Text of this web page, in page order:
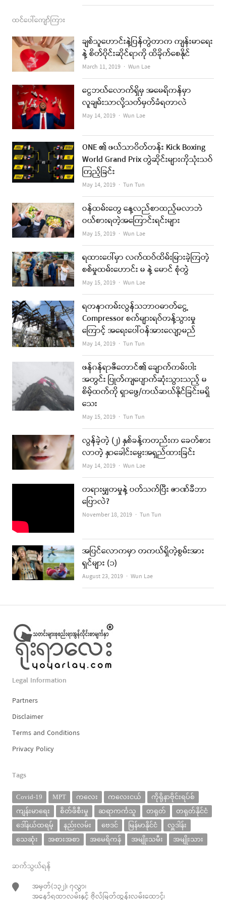
ထင်ပေါ်ကျော်ကြား
ချစ်သူဟောင်းနဲ့ပြန်တွဲတာက ကျန်းမာရေး
နဲ့ စိတ်ပိုင်းဆိုင်ရာကို ထိခိုက်စေနိုင်
March 11, 2019 Author
Wun Lae
ငွေဘယ်လောက်ရှိမှ အမေရိကန်မှာ
လူချမ်းသာလို့သတ်မှတ်ခံရတာလဲ
May 14, 2019 Author
Wun Lae
ONE ၏ ဖယ်သာဝိတ်တန်း Kick Boxing
World Grand Prix တွဲဆိုင်းများကိုသုံးသပ်
ကြည့်ခြင်း
May 14, 2019 Author
Tun Tun
ဝန်ထမ်းတွေ နေ့လည်စာထည့်မလာဘဲ
ဝယ်စားရတဲ့အကြောင်းရင်းများ
May 15, 2019 Author
Wun Lae
ရထားပေါ်မှာ လက်ထပ်ထိမ်းမြားခဲ့ကြတဲ့
စစ်မှုထမ်းဟောင်း မ နဲ့ မောင် စုံတွဲ
May 15, 2019 Author
Wun Lae
ရတနာကမ်းလွန်သဘာဝဓာတ်ငွေ့
Compressor စက်များရပ်တန့်သွားမှု
ကြောင့် အရေးပေါ်ဝန်အားလျော့မည်
May 14, 2019 Author
Tun Tun
ဖန်ဂန်ရာဇီတောင်၏ ချောက်ကမ်းပါး
အတွင်း ပြုတ်ကျပျောက်ဆုံးသွားသည့် မ
စိမ့်ထက်ကို ရှာဖွေ/ကယ်ဆယ်နိုင်ခြင်းမရှိ
သေး
May 15, 2019 Author
Tun Tun
လွန်ခဲ့တဲ့ (၂) နှစ်ခန့်ကတည်းက ခေတ်စား
လာတဲ့ နှာခေါင်းမွေးအရှည်ထားခြင်း
May 14, 2019 Author
Wun Lae
တရားမျှတမှုနဲ့ ပတ်သက်ပြီး ဇာဏ်ခီဘာ
ပြောလဲ?
November 18, 2019 Author
Tun Tun
အပြင်လောကမှာ တကယ်ရှိတဲ့စွမ်းအား
ရှင်များ (၁)
August 23, 2019 Author
Wun Lae
Legal Information
Partners
Disclaimer
Terms and Conditions
Privacy Policy
Tags
Covid-19 MPT ကလေး ကလေးငယ်
ကိုရိုနာဗိုင်းရပ်စ်
ကျန်းမာရေး
စိတ်ဖိစီးမှု ဆရာကင်္ကသူ တရုတ်
တရုတ်နိုင်ငံ
ဒေါ်နယ်ထရမ့်
နည်းလမ်း ဗေဒင် မြန်မာနိုင်ငံ
လှူဒါန်း
သေဆုံး
အစားအစာ အမေရိကန် အမျိုးသမီး အမျိုးသား
ဆက်သွယ်ရန်
အမှတ်(၁၃၂)၊ ၇လွှာ၊
အနော်ရထာလမ်းနှင့် ဗိုလ်မြတ်ထွန်းလမ်းထောင့်၊